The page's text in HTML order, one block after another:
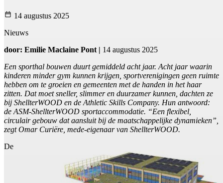
14 augustus 2025
Nieuws
door: Emilie Maclaine Pont | 14 augustus 2025
Een sporthal bouwen duurt gemiddeld acht jaar. Acht jaar waarin
kinderen minder gym kunnen krijgen, sportverenigingen geen ruimte
hebben om te groeien en gemeenten met de handen in het haar
zitten. Dat moet sneller, slimmer en duurzamer kunnen, dachten ze
bij ShellterWOOD en de Athletic Skills Company. Hun antwoord:
de ASM-ShellterWOOD sportaccommodatie. “Een flexibel,
circulair gebouw dat aansluit bij de maatschappelijke dynamieken”,
zegt Omar Curiëre, mede-eigenaar van ShellterWOOD.
De